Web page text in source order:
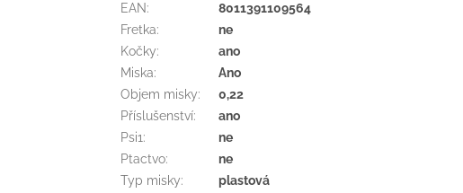
EAN:
8011391109564
Fretka:
ne
Kočky:
ano
Miska:
Ano
Objem misky:
0,22
Příslušenství:
ano
Psi1:
ne
Ptactvo:
ne
Typ misky: plastová